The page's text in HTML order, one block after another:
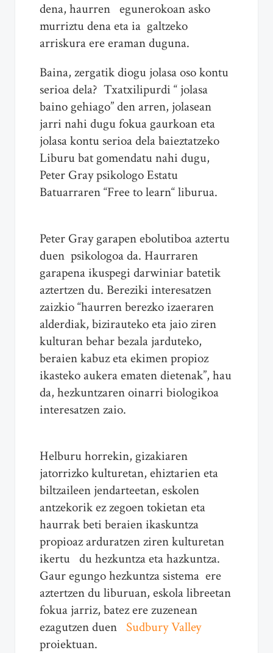
dena, haurren egunerokoan asko
murriztu dena eta ia galtzeko
arriskura ere eraman duguna.
Baina, zergatik diogu jolasa oso kontu
serioa dela? Txatxilipurdi “ jolasa
baino gehiago” den arren, jolasean
jarri nahi dugu fokua gaurkoan eta
jolasa kontu serioa dela baieztatzeko
Liburu bat gomendatu nahi dugu,
Peter Gray psikologo Estatu
Batuarraren “Free to learn“ liburua.
Peter Gray garapen ebolutiboa aztertu
duen psikologoa da. Haurraren
garapena ikuspegi darwiniar batetik
aztertzen du. Bereziki interesatzen
zaizkio “haurren berezko izaeraren
alderdiak, bizirauteko eta jaio ziren
kulturan behar bezala jarduteko,
beraien kabuz eta ekimen propioz
ikasteko aukera ematen dietenak”, hau
da, hezkuntzaren oinarri biologikoa
interesatzen zaio.
Helburu horrekin, gizakiaren
jatorrizko kulturetan, ehiztarien eta
biltzaileen jendarteetan, eskolen
antzekorik ez zegoen tokietan eta
haurrak beti beraien ikaskuntza
propioaz arduratzen ziren kulturetan
ikertu du hezkuntza eta hazkuntza.
Gaur egungo hezkuntza sistema ere
aztertzen du liburuan, eskola libreetan
fokua jarriz, batez ere zuzenean
ezagutzen duen Sudbury Valley
proiektuan.